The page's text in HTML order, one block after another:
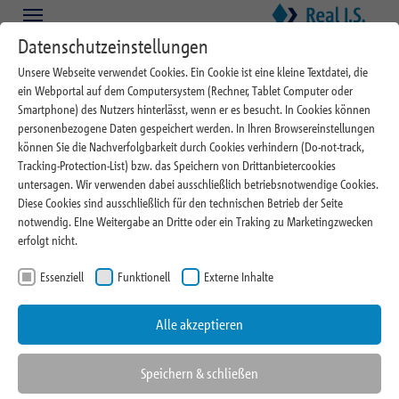
Zum Hauptinhalt springen
Skip to page footer
Juni 2025
Wer Daten analysiert, baut
auf Sicherheit – auch bei
Immobilien
Die Indexwerte für Immobilien von MSCI für das Jahr 2024 sind verfügbar und
können ausgewertet werden. Was sagen die Daten zur aktuellen
Abklingen der Wertkorrekturen in 2024
Datenschutzeinstellungen
Unsere Webseite verwendet Cookies. Ein Cookie ist eine kleine Textdatei, die
ein Webportal auf dem Computersystem (Rechner, Tablet Computer oder
Smartphone) des Nutzers hinterlässt, wenn er es besucht. In Cookies können
personenbezogene Daten gespeichert werden. In Ihren Browsereinstellungen
können Sie die Nachverfolgbarkeit durch Cookies verhindern (Do-not-track,
Tracking-Protection-List) bzw. das Speichern von Drittanbietercookies
untersagen. Wir verwenden dabei ausschließlich betriebsnotwendige Cookies.
Diese Cookies sind ausschließlich für den technischen Betrieb der Seite
notwendig. EIne Weitergabe an Dritte oder ein Traking zu Marketingzwecken
erfolgt nicht.
Essenziell Funktionell Externe Inhalte
Alle akzeptieren
Speichern & schließen